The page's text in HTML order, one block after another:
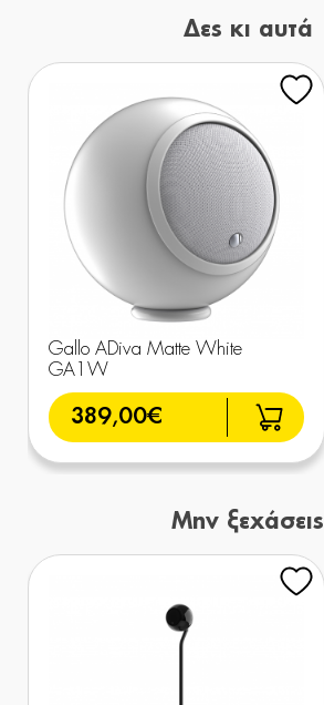
Δες κι αυτά
Gallo ADiva Matte White
GA1W
389,00€
Μην ξεχάσεις